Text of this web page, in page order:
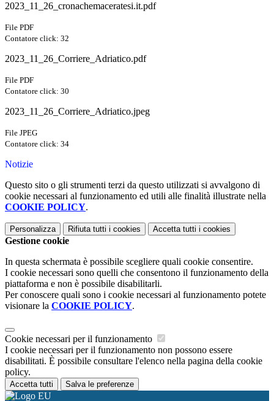
2023_11_26_cronachemaceratesi.it.pdf
File PDF
Contatore click: 32
2023_11_26_Corriere_Adriatico.pdf
File PDF
Contatore click: 30
2023_11_26_Corriere_Adriatico.jpeg
File JPEG
Contatore click: 34
Notizie
Questo sito o gli strumenti terzi da questo utilizzati si avvalgono di
cookie necessari al funzionamento ed utili alle finalità illustrate nella
COOKIE POLICY.
Personalizza Rifiuta tutti i cookies Accetta tutti i cookies
Gestione cookie
In questa schermata è possibile scegliere quali cookie consentire.
I cookie necessari sono quelli che consentono il funzionamento della
piattaforma e non è possibile disabilitarli.
Per conoscere quali sono i cookie necessari al funzionamento potete
visionare la COOKIE POLICY.
Cookie necessari per il funzionamento
I cookie necessari per il funzionamento non possono essere
disabilitati. È possibile consultare l'elenco nella pagina della cookie
policy.
Accetta tutti Salva le preferenze